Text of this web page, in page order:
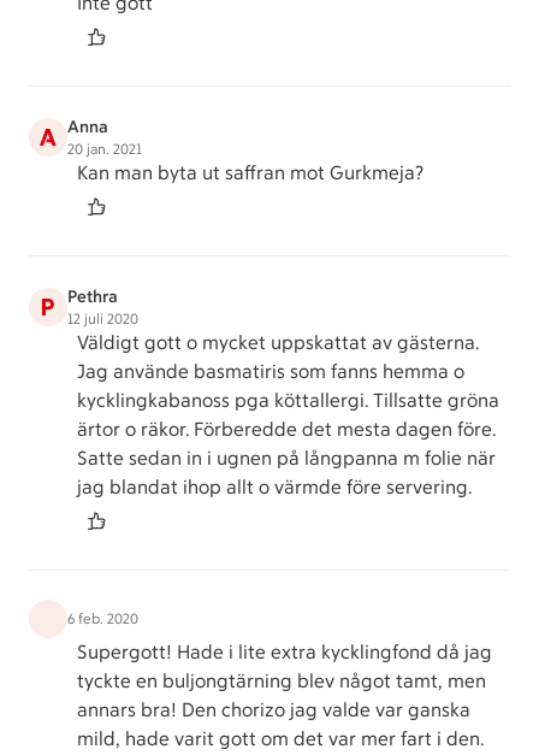
A Anna
20 jan. 2021
Kan man byta ut saffran mot Gurkmeja?
P Pethra
12 juli 2020
Väldigt gott o mycket uppskattat av gästerna.
Jag använde basmatiris som fanns hemma o
kycklingkabanoss pga köttallergi. Tillsatte gröna
ärtor o räkor. Förberedde det mesta dagen före.
Satte sedan in i ugnen på långpanna m folie när
jag blandat ihop allt o värmde före servering.
6 feb. 2020
Supergott! Hade i lite extra kycklingfond då jag
tyckte en buljongtärning blev något tamt, men
annars bra! Den chorizo jag valde var ganska
mild, hade varit gott om det var mer fart i den.